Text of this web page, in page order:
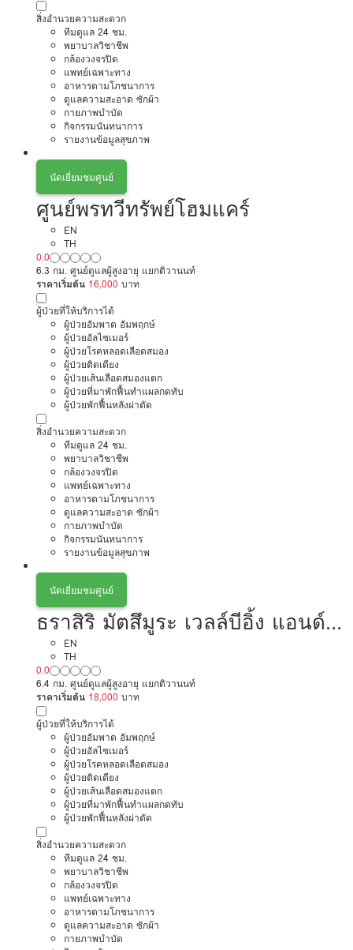
สิ่งอำนวยความสะดวก
ทีมดูแล 24 ชม.
พยาบาลวิชาชีพ
กล้องวงจรปิด
แพทย์เฉพาะทาง
อาหารตามโภชนาการ
ดูแลความสะอาด ซักผ้า
กายภาพบำบัด
กิจกรรมนันทนาการ
รายงานข้อมูลสุขภาพ
นัดเยี่ยมชมศูนย์
ศูนย์พรทวีทรัพย์โฮมแคร์
EN
TH
0.0
6.3 กม. ศูนย์ดูแลผู้สูงอายุ แยกติวานนท์
ราคาเริ่มต้น 16,000 บาท
ผู้ป่วยที่ให้บริการได้
ผู้ป่วยอัมพาต อัมพฤกษ์
ผู้ป่วยอัลไซเมอร์
ผู้ป่วยโรคหลอดเลือดสมอง
ผู้ป่วยติดเตียง
ผู้ป่วยเส้นเลือดสมองแตก
ผู้ป่วยที่มาพักฟื้นทำแผลกดทับ
ผู้ป่วยพักฟื้นหลังผ่าตัด
สิ่งอำนวยความสะดวก
ทีมดูแล 24 ชม.
พยาบาลวิชาชีพ
กล้องวงจรปิด
แพทย์เฉพาะทาง
อาหารตามโภชนาการ
ดูแลความสะอาด ซักผ้า
กายภาพบำบัด
กิจกรรมนันทนาการ
รายงานข้อมูลสุขภาพ
นัดเยี่ยมชมศูนย์
ธราสิริ มัตสึมูระ เวลล์บีอิ้ง แอนด์
โฮมเซอรี่ แคร์ การดูแลผู้สูงอายุ
หรือผู้มีภาวะพึ่งพิง
EN
TH
0.0
6.4 กม. ศูนย์ดูแลผู้สูงอายุ แยกติวานนท์
ราคาเริ่มต้น 18,000 บาท
ผู้ป่วยที่ให้บริการได้
ผู้ป่วยอัมพาต อัมพฤกษ์
ผู้ป่วยอัลไซเมอร์
ผู้ป่วยโรคหลอดเลือดสมอง
ผู้ป่วยติดเตียง
ผู้ป่วยเส้นเลือดสมองแตก
ผู้ป่วยที่มาพักฟื้นทำแผลกดทับ
ผู้ป่วยพักฟื้นหลังผ่าตัด
สิ่งอำนวยความสะดวก
ทีมดูแล 24 ชม.
พยาบาลวิชาชีพ
กล้องวงจรปิด
แพทย์เฉพาะทาง
อาหารตามโภชนาการ
ดูแลความสะอาด ซักผ้า
กายภาพบำบัด